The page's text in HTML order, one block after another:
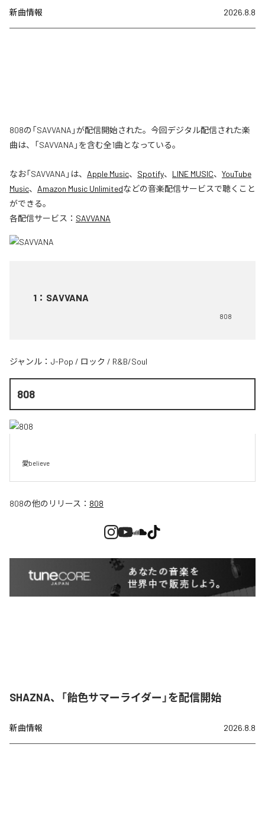
新曲情報 2026.8.8
808の「SAVVANA」が配信開始された。今回デジタル配信された楽
曲は、「SAVVANA」を含む全1曲となっている。
なお「SAVVANA 」は、 Apple Music、 Spotify、 LINE MUSIC、 YouTube
Music、 Amazon Music Unlimitedなどの音楽配信サービスで聴くこと
ができる。
各配信サービス： SAVVANA
1 ： SAVVANA
808
ジャンル： J-Pop / ロック / R&B/Soul
808
愛believe
808の他のリリース： 808
SHAZNA、「飴色サマーライダー」を配信開始
新曲情報 2026.8.8